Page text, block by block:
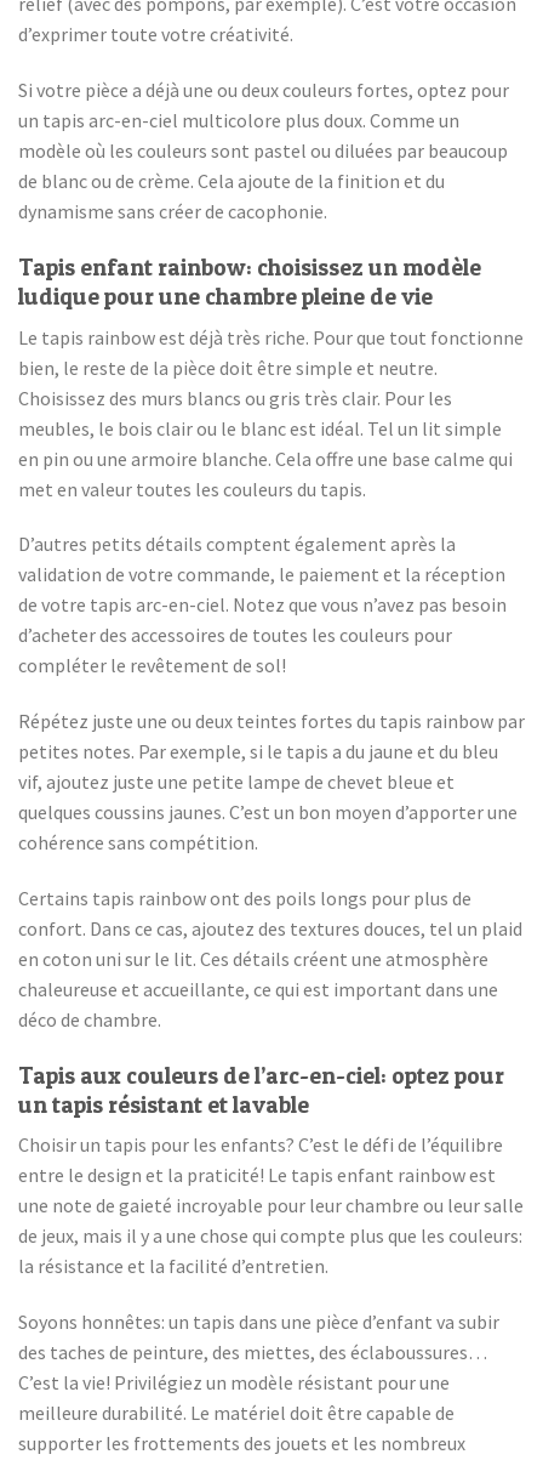
d’exprimer toute votre créativité.
Si votre pièce a déjà une ou deux couleurs fortes, optez pour
un tapis arc-en-ciel multicolore plus doux. Comme un
modèle où les couleurs sont pastel ou diluées par beaucoup
de blanc ou de crème. Cela ajoute de la finition et du
dynamisme sans créer de cacophonie.
Tapis enfant rainbow: choisissez un modèle
ludique pour une chambre pleine de vie
Le tapis rainbow est déjà très riche. Pour que tout fonctionne
bien, le reste de la pièce doit être simple et neutre.
Choisissez des murs blancs ou gris très clair. Pour les
meubles, le bois clair ou le blanc est idéal. Tel un lit simple
en pin ou une armoire blanche. Cela offre une base calme qui
met en valeur toutes les couleurs du tapis.
D’autres petits détails comptent également après la
validation de votre commande, le paiement et la réception
de votre tapis arc-en-ciel. Notez que vous n’avez pas besoin
d’acheter des accessoires de toutes les couleurs pour
compléter le revêtement de sol!
Répétez juste une ou deux teintes fortes du tapis rainbow par
petites notes. Par exemple, si le tapis a du jaune et du bleu
vif, ajoutez juste une petite lampe de chevet bleue et
quelques coussins jaunes. C’est un bon moyen d’apporter une
cohérence sans compétition.
Certains tapis rainbow ont des poils longs pour plus de
confort. Dans ce cas, ajoutez des textures douces, tel un plaid
en coton uni sur le lit. Ces détails créent une atmosphère
chaleureuse et accueillante, ce qui est important dans une
déco de chambre.
Tapis aux couleurs de l’arc-en-ciel: optez pour
un tapis résistant et lavable
Choisir un tapis pour les enfants? C’est le défi de l’équilibre
entre le design et la praticité! Le tapis enfant rainbow est
une note de gaieté incroyable pour leur chambre ou leur salle
de jeux, mais il y a une chose qui compte plus que les couleurs:
la résistance et la facilité d’entretien.
Soyons honnêtes: un tapis dans une pièce d’enfant va subir
des taches de peinture, des miettes, des éclaboussures…
C’est la vie! Privilégiez un modèle résistant pour une
meilleure durabilité. Le matériel doit être capable de
supporter les frottements des jouets et les nombreux